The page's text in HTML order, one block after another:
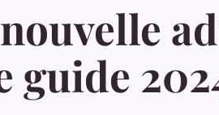
guide